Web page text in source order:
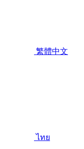
繁體中文
ไทย